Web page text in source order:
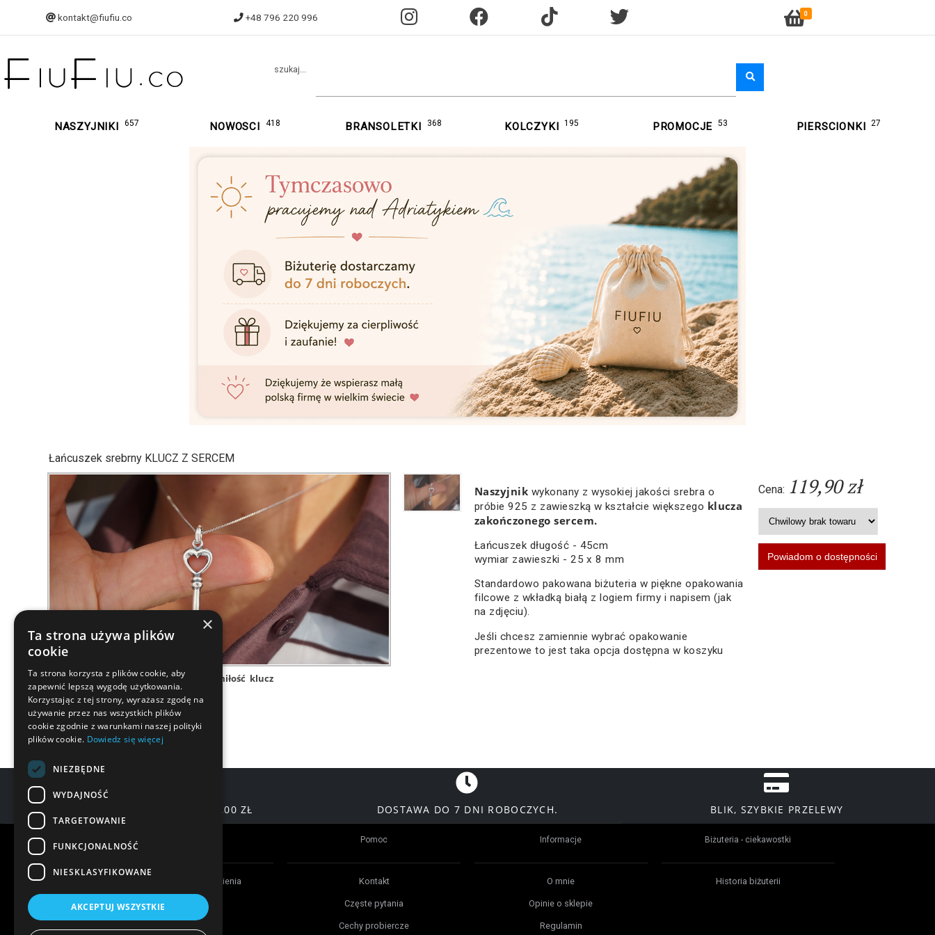
kontakt@fiufiu.co +48 796 220 996 0
szukaj...
NASZYJNIKI 657 NOWOSCI 418 BRANSOLETKI 368 KOLCZYKI 195 PROMOCJE 53 PIERSCIONKI 27
Łańcuszek srebrny KLUCZ Z SERCEM
love miłość klucz
Naszyjnik wykonany z wysokiej jakości srebra o
próbie 925 z zawieszką w kształcie większego klucza
zakończonego sercem.
Łańcuszek długość - 45cm
wymiar zawieszki - 25 x 8 mm
Standardowo pakowana biżuteria w piękne opakowania
filcowe z wkładką białą z logiem firmy i napisem (jak
na zdjęciu).
Jeśli chcesz zamiennie wybrać opakowanie
prezentowe to jest taka opcja dostępna w koszyku
Cena: 119,90 zł
DARMOWA DOSTAWA OD 200,00 ZŁ DOSTAWA DO 7 DNI ROBOCZYCH. BLIK, SZYBKIE PRZELEWY
Czas realizacji zamówienia
Formy płatności
Pomoc
Kontakt
Częste pytania
Cechy probiercze
Informacje
O mnie
Opinie o sklepie
Regulamin
Biżuteria - ciekawostki
Historia biżuterii
×
Ta strona używa plików
cookie
Ta strona korzysta z plików cookie, aby
zapewnić lepszą wygodę użytkowania.
Korzystając z tej strony, wyrażasz zgodę na
używanie przez nas wszystkich plików
cookie zgodnie z warunkami naszej polityki
plików cookie. Dowiedz się więcej
NIEZBĘDNE
WYDAJNOŚĆ
TARGETOWANIE
FUNKCJONALNOŚĆ
NIESKLASYFIKOWANE
AKCEPTUJ WSZYSTKIE